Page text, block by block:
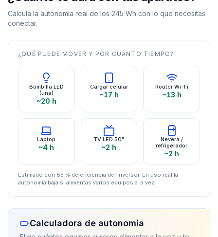
Calcula la autonomía real de los 245 Wh con lo que necesitas
conectar.
¿QUÉ PUEDE MOVER Y POR CUÁNTO TIEMPO?
Bombilla LED
(una)
~20 h
Cargar celular
~17 h
Router Wi-Fi
~13 h
Laptop
~4 h
TV LED 50"
~2 h
Nevera /
refrigerador
~2 h
Estimado con 85 % de eficiencia del inversor. En uso real la
autonomía baja si alimentas varios equipos a la vez.
Calculadora de autonomía